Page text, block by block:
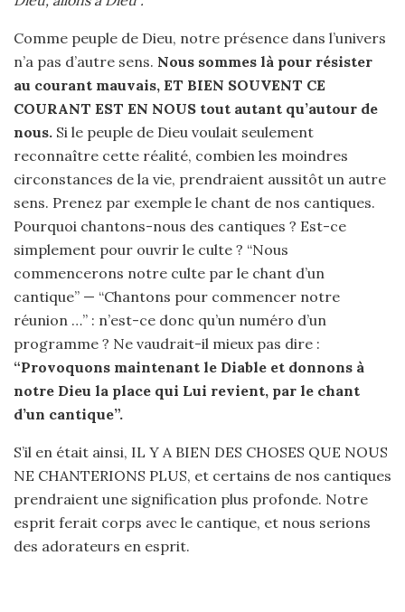
Comme peuple de Dieu, notre présence dans l’univers
n’a pas d’autre sens. Nous sommes là pour résister
au courant mauvais, ET BIEN SOUVENT CE
COURANT EST EN NOUS tout autant qu’autour de
nous. Si le peuple de Dieu voulait seulement
reconnaître cette réalité, combien les moindres
circonstances de la vie, prendraient aussitôt un autre
sens. Prenez par exemple le chant de nos cantiques.
Pourquoi chantons-nous des cantiques ? Est-ce
simplement pour ouvrir le culte ? “Nous
commencerons notre culte par le chant d’un
cantique” — “Chantons pour commencer notre
réunion …” : n’est-ce donc qu’un numéro d’un
programme ? Ne vaudrait-il mieux pas dire :
“Provoquons maintenant le Diable et donnons à
notre Dieu la place qui Lui revient, par le chant
d’un cantique”.
S’il en était ainsi, IL Y A BIEN DES CHOSES QUE NOUS
NE CHANTERIONS PLUS, et certains de nos cantiques
prendraient une signification plus profonde. Notre
esprit ferait corps avec le cantique, et nous serions
des adorateurs en esprit.